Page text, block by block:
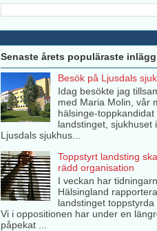
Senaste årets populäraste inlägg
Besök på Ljusdals
Idag besökte jag
med Maria Molin, vår
hälsinge-toppkandidat
landstinget, sjukhuset
Ljusdals sjukhus...
Toppstyrt landsting
rädd organisation
I veckan har
Hälsingland
landstinget toppstyrda
Vi i oppositionen har under en
påpekat ...